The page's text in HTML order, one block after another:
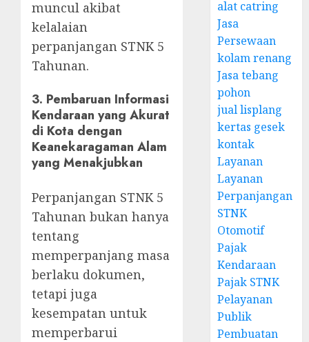
muncul akibat
kelalaian
perpanjangan STNK 5
Tahunan.
3. Pembaruan Informasi
Kendaraan yang Akurat
di Kota dengan
Keanekaragaman Alam
yang Menakjubkan
Perpanjangan STNK 5
Tahunan bukan hanya
tentang
memperpanjang masa
berlaku dokumen,
tetapi juga
kesempatan untuk
memperbarui
alat catring
Jasa
Persewaan
kolam renang
Jasa tebang
pohon
jual lisplang
kertas gesek
kontak
Layanan
Layanan
Perpanjangan
STNK
Otomotif
Pajak
Kendaraan
Pajak STNK
Pelayanan
Publik
Pembuatan